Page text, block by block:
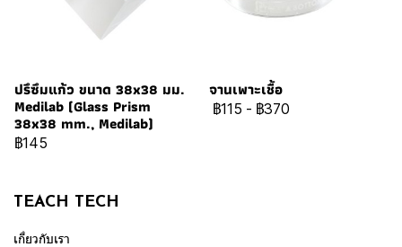
ปรึซึมแก้ว ขนาด 38x38 มม.
Medilab (Glass Prism
38x38 mm., Medilab)
฿145
จานเพาะเชื้อ
฿115 - ฿370
TEACH TECH
เกี่ยวกับเรา